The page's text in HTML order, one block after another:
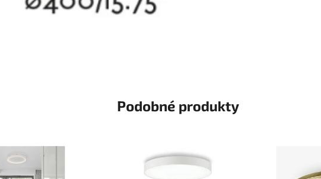
Podobné produkty